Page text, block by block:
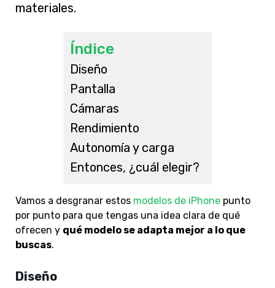
materiales.
Índice
Diseño
Pantalla
Cámaras
Rendimiento
Autonomía y carga
Entonces, ¿cuál elegir?
Vamos a desgranar estos modelos de iPhone punto
por punto para que tengas una idea clara de qué
ofrecen y qué modelo se adapta mejor a lo que
buscas.
Diseño